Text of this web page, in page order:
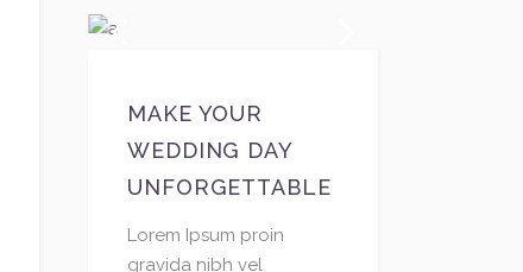
MAKE YOUR
WEDDING DAY
UNFORGETTABLE
Lorem Ipsum proin
gravida nibh vel